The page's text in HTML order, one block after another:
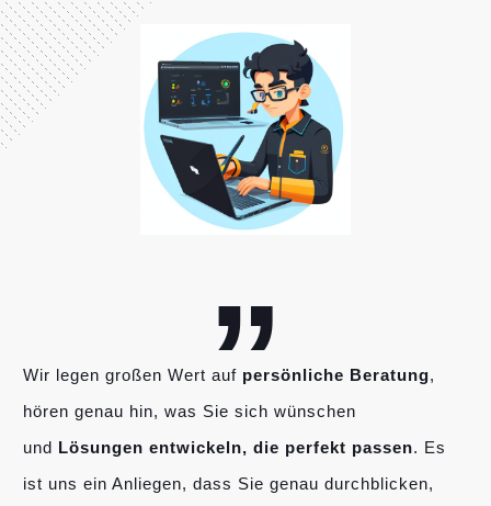
„
Wir legen großen Wert auf persönliche Beratung,
hören genau hin, was Sie sich wünschen
und Lösungen entwickeln, die perfekt passen. Es
ist uns ein Anliegen, dass Sie genau durchblicken,